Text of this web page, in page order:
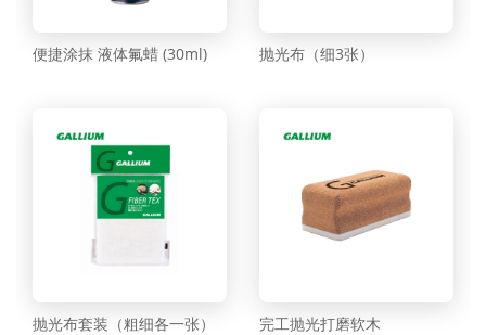
便捷涂抹 液体氟蜡 (30ml) 抛光布（细3张）
抛光布套装（粗细各一张） 完工抛光打磨软木